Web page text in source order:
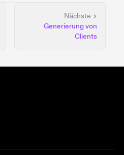
Nächste
Generierung von
Clients